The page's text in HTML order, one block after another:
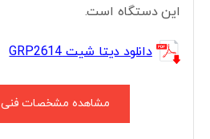
این دستگاه است.
دانلود دیتا شیت GRP2614
مشاهده مشخصات